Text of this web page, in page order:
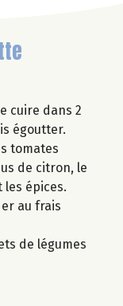
cuire dans 2
égoutter.
tomates
de citron, le
les épices.
au frais
de légumes